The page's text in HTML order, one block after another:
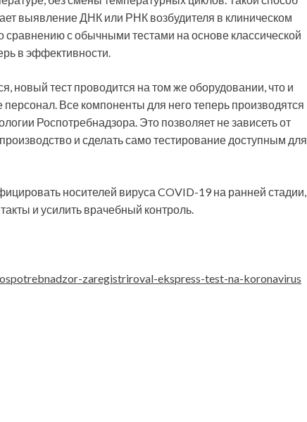
выявление ДНК или РНК возбудителя в клиническом
с обычными тестами на основе классической
в эффективности.
новый тест проводится на том же оборудовании, что и
Все компоненты для него теперь производятся
Роспотребнадзора. Это позволяет не зависеть от
и сделать само тестирование доступным для
носителей вируса COVID-19 на ранней стадии,
и усилить врачебный контроль.
zaregistriroval-ekspress-test-na-koronavirus